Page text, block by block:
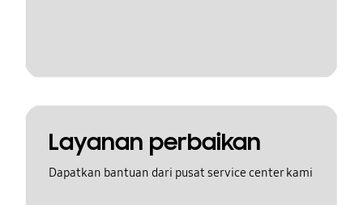
Layanan perbaikan
Dapatkan bantuan dari pusat service center kami